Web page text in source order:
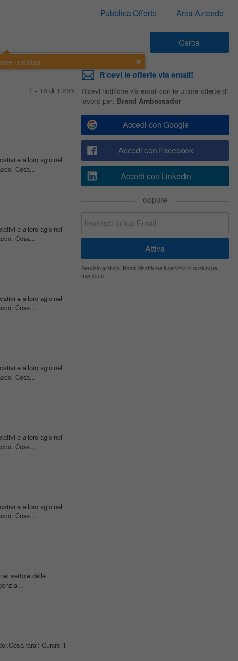
Pubblica Offerte Area Aziende
i risultati
1 - 15 di 1.293
e a loro agio nel
Cosa...
e a loro agio nel
Cosa...
e a loro agio nel
Cosa...
e a loro agio nel
Cosa...
e a loro agio nel
Cosa...
e a loro agio nel
Cosa...
settore delle
farai: Curare il
Ricevi le offerte via email!
Ricevi notifiche via email con le ultime offerte di
lavoro per: Brand Ambassador
Accedi con Google
Accedi con Facebook
Accedi con Linkedin
oppure
Servizio gratuito. Potrai disattivare il servizio in qualunque
momento